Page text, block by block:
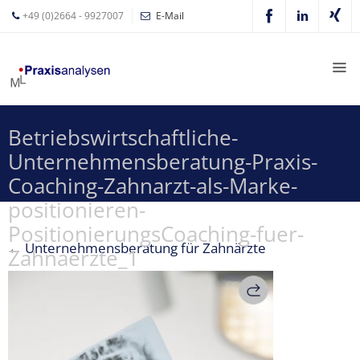
+49 (0)2664 - 9927007 E-Mail
Betriebswirtschaftliche-
Unternehmensberatung-Praxis-
Coaching-Zahnarzt-als-Marke-
positionieren-
PositionierungsCoaching-fuer-
Zahnaerzte_1
← Unternehmensberatung für Zahnärzte
Leyer
Expertisen
Betriebswirtschaftliche
Beratung für
Zahnärzte
Zahnarzt
Coaching
Zahnarzt-